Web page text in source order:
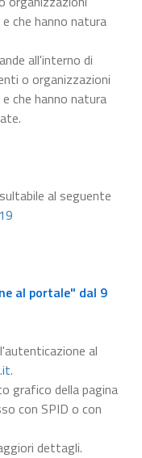
che hanno natura
all'interno di
o organizzazioni
che hanno natura
al seguente
al portale" dal 9
al
.
grafico della pagina
con SPID o con
dettagli.